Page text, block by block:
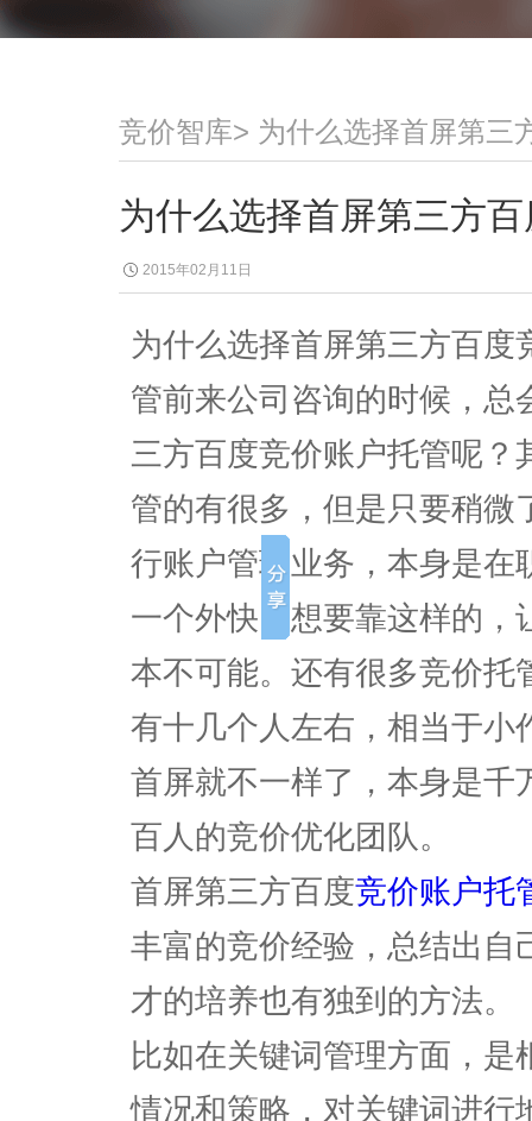
竞价智库> 为什么选择首屏第三
为什么选择首屏第三方
2015年02月11日
为什么选择首屏第三方百
管前来公司咨询的时候，总
三方百度竞价账户托管呢
管的有很多，但是只要稍微
行账户管理业务，本身是在
一个外快。想要靠这样的，
本不可能。还有很多竞价托
有十几个人左右，相当于小
首屏就不一样了，本身是千
百人的竞价优化团队。
首屏第三方百度竞价账户托
丰富的竞价经验，总结出自
才的培养也有独到的方法。
比如在关键词管理方面，
情况和策略，对关键词进行